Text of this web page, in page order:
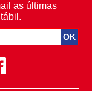
as últimas